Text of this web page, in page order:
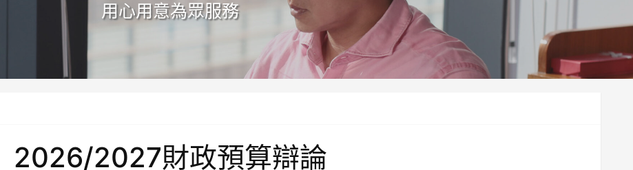
用心用意為眾服務
2026/2027財政預算辯論